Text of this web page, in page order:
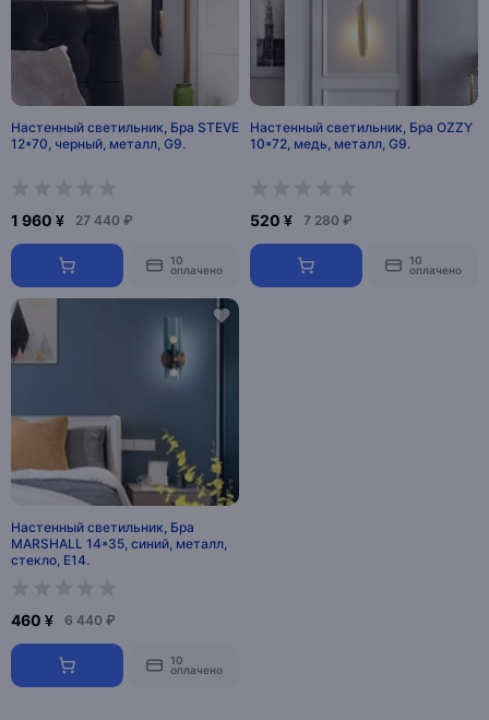
Настенный светильник, Бра STEVE
12*70, черный, металл, G9.
1 960 ¥ 27 440 ₽
10
оплачено
Настенный светильник, Бра OZZY
10*72, медь, металл, G9.
520 ¥ 7 280 ₽
10
оплачено
Настенный светильник, Бра
MARSHALL 14*35, синий, металл,
стекло, Е14.
460 ¥ 6 440 ₽
10
оплачено